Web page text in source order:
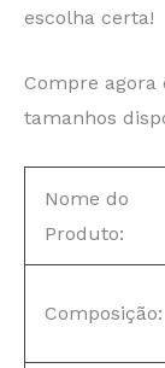
escolha certa!
Compre agora
tamanhos
Nome do
Produto:
Composição: